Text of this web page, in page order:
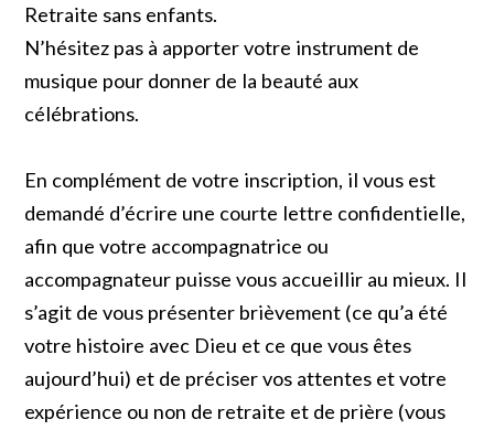
Retraite sans enfants.
N’hésitez pas à apporter votre instrument de
musique pour donner de la beauté aux
célébrations.
En complément de votre inscription, il vous est
demandé d’écrire une courte lettre confidentielle,
afin que votre accompagnatrice ou
accompagnateur puisse vous accueillir au mieux. Il
s’agit de vous présenter brièvement (ce qu’a été
votre histoire avec Dieu et ce que vous êtes
aujourd’hui) et de préciser vos attentes et votre
expérience ou non de retraite et de prière (vous